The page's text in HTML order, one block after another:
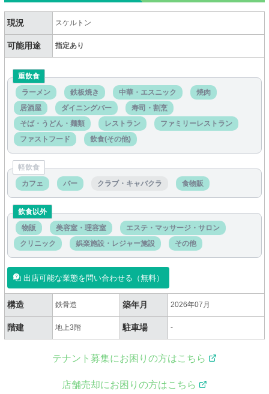
現況 スケルトン
可能用途 指定あり
重飲食
ラーメン
鉄板焼き 中華・エスニック
焼肉
居酒屋
ダイニングバー
寿司・割烹
そば・うどん・麺類
レストラン
ファミリーレストラン
ファストフード
飲食(その他)
軽飲食
カフェ
バー クラブ・キャバクラ 食物販
飲食以外
物販
美容室・理容室
エステ・マッサージ・サロン
クリニック
娯楽施設・レジャー施設 その他
出店可能な業態を問い合わせる（無料）
構造 鉄骨造 築年月 2026年07月
階建 地上3階 駐車場 -
テナント募集にお困りの方はこちら
店舗売却にお困りの方はこちら